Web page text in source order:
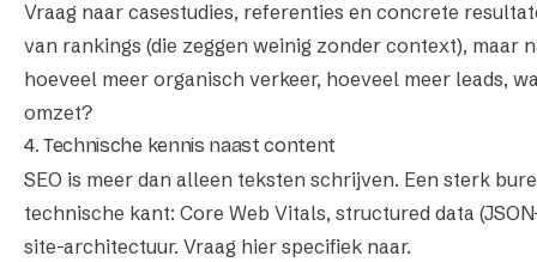
Vraag naar casestudies, referenties en concrete
van rankings (die zeggen weinig zonder context), maar
hoeveel meer organisch verkeer, hoeveel meer leads,
omzet?
4. Technische kennis naast content
SEO is meer dan alleen teksten schrijven. Een sterk
technische kant: Core Web Vitals, structured data
site-architectuur. Vraag hier specifiek naar.